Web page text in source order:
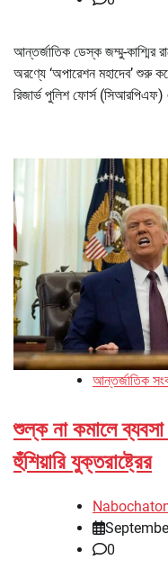
আন্তর্জাতিক ডেস্ক জম্মু-কাশ্মির
অরণ্যে ‘অপারেশন মহাদেব’ শুরু
রিজার্ভ পুলিশ ফোর্স (সিআরপিএফ)
আন্তর্জাতিক
শুল্ক না কমালে
হুঁশিয়ারি যুক্তরাষ্ট্রের
0